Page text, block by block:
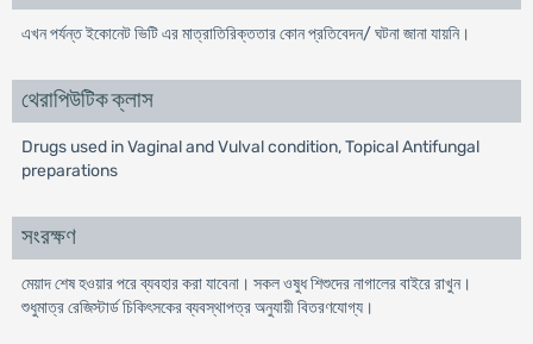
এখন পর্যন্ত ইকোনেট ভিটি এর মাত্রাতিরিক্ততার কোন প্রতিবেদন/ ঘটনা জানা যায়নি।
থেরাপিউটিক ক্লাস
Drugs used in Vaginal and Vulval condition, Topical Antifungal
preparations
সংরক্ষণ
মেয়াদ শেষ হওয়ার পরে ব্যবহার করা যাবেনা। সকল ওষুধ শিশুদের নাগালের বাইরে রাখুন।
শুধুমাত্র রেজিস্টার্ড চিকিৎসকের ব্যবস্থাপত্র অনুযায়ী বিতরণযোগ্য।